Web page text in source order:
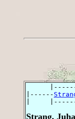
|------
|
Strang,